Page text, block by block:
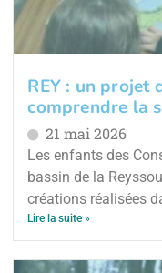
REY : un projet
comprendre la
21 mai 2026
Les enfants des
bassin de la
créations réalisées
Lire la suite »